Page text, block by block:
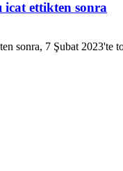
icat ettikten sonra
sonra, 7 Şubat